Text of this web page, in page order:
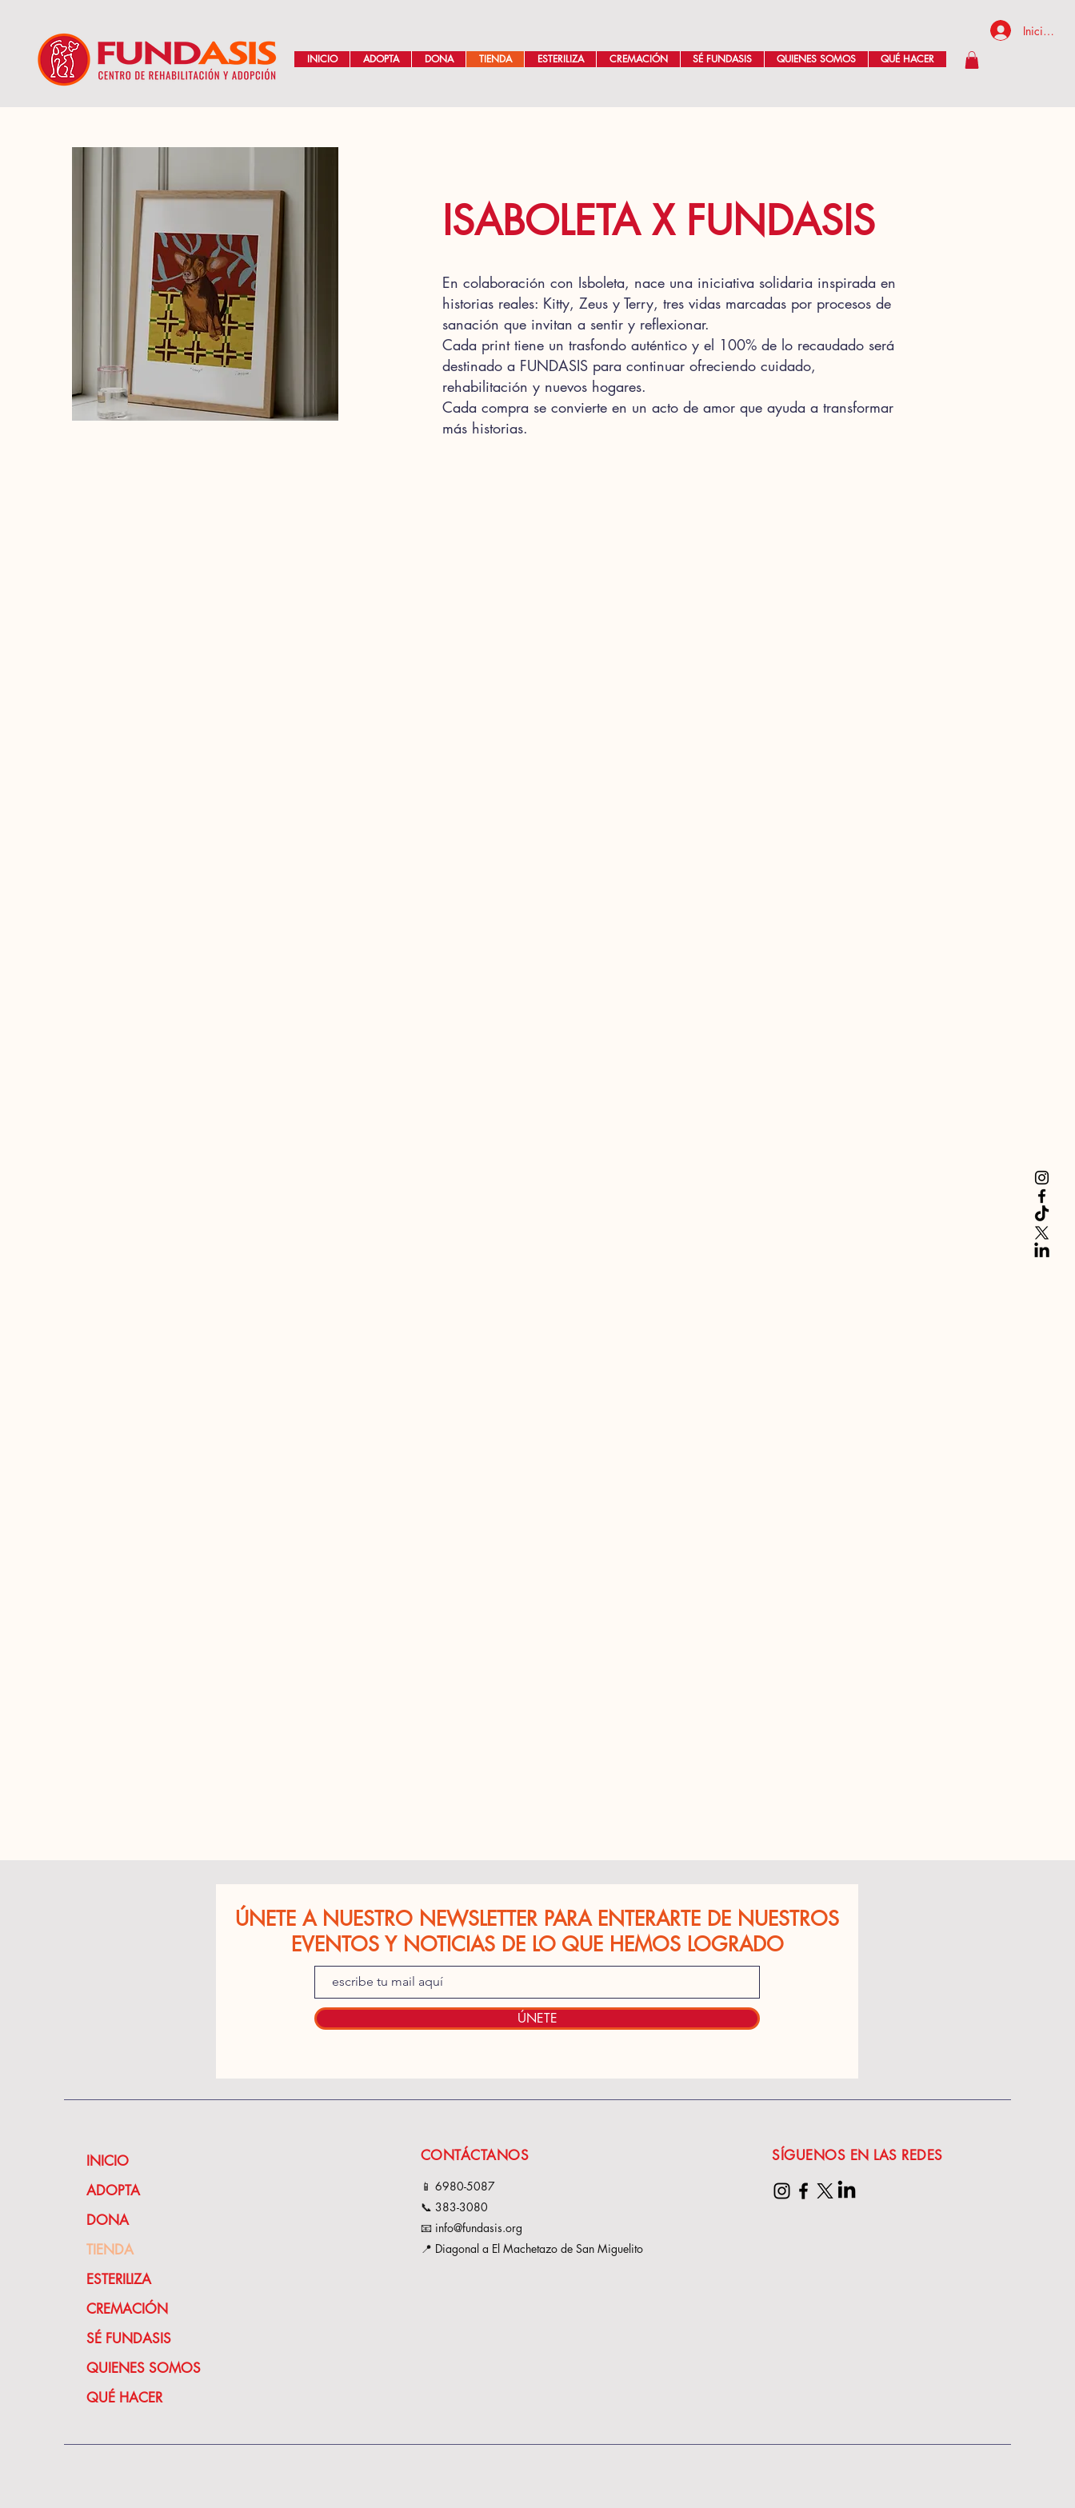
INICIO ADOPTA DONA TIENDA ESTERILIZA CREMACIÓN SÉ FUNDASIS QUIENES SOMOS QUÉ HACER
Iniciar
ISABOLETA X FUNDASIS
En colaboración con Isboleta, nace una iniciativa solidaria inspirada en
historias reales: Kitty, Zeus y Terry, tres vidas marcadas por procesos de
sanación que invitan a sentir y reflexionar.
Cada print tiene un trasfondo auténtico y el 100% de lo recaudado será
destinado a FUNDASIS para continuar ofreciendo cuidado,
rehabilitación y nuevos hogares.
Cada compra se convierte en un acto de amor que ayuda a transformar
más historias.
ÚNETE A NUESTRO NEWSLETTER PARA ENTERARTE DE NUESTROS
EVENTOS Y NOTICIAS DE LO QUE HEMOS LOGRADO
ÚNETE
INICIO
ADOPTA
DONA
TIENDA
ESTERILIZA
CREMACIÓN
SÉ FUNDASIS
QUIENES SOMOS
QUÉ HACER
CONTÁCTANOS
📱 6980-5087
📞 383-3080
📧 info@fundasis.org
📍 Diagonal a El Machetazo de San Miguelito
SÍGUENOS EN LAS REDES